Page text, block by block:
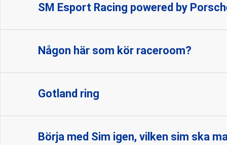
SM Esport Racing powered by
Någon här som kör raceroom?
Gotland ring
Börja med Sim igen, vilken sim ska